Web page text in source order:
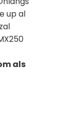
up al
als